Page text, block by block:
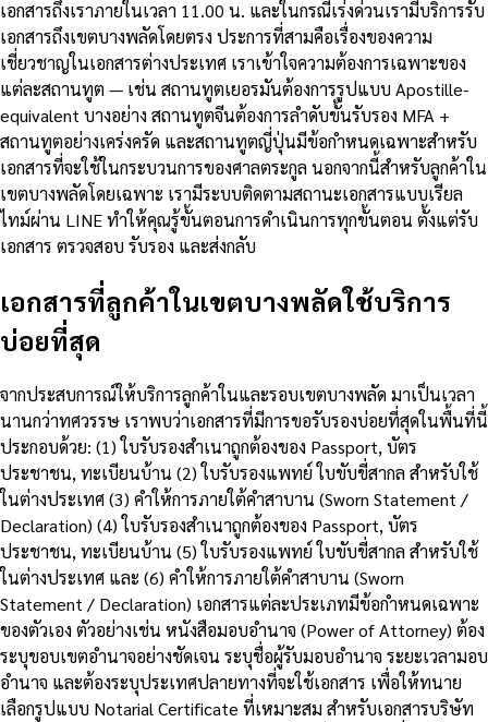
เอกสารถึงเราภายในเวลา 11.00 น. และในกรณีเร่งด่วนเรามีบริการรับ
เอกสารถึงเขตบางพลัดโดยตรง ประการที่สามคือเรื่องของความ
เชี่ยวชาญในเอกสารต่างประเทศ เราเข้าใจความต้องการเฉพาะของ
แต่ละสถานทูต — เช่น สถานทูตเยอรมันต้องการรูปแบบ Apostille-
equivalent บางอย่าง สถานทูตจีนต้องการลำดับขั้นรับรอง MFA +
สถานทูตอย่างเคร่งครัด และสถานทูตญี่ปุ่นมีข้อกำหนดเฉพาะสำหรับ
เอกสารที่จะใช้ในกระบวนการของศาลตระกูล นอกจากนี้สำหรับลูกค้าใน
เขตบางพลัดโดยเฉพาะ เรามีระบบติดตามสถานะเอกสารแบบเรียล
ไทม์ผ่าน LINE ทำให้คุณรู้ขั้นตอนการดำเนินการทุกขั้นตอน ตั้งแต่รับ
เอกสาร ตรวจสอบ รับรอง และส่งกลับ
เอกสารที่ลูกค้าในเขตบางพลัดใช้บริการ
บ่อยที่สุด
จากประสบการณ์ให้บริการลูกค้าในและรอบเขตบางพลัด มาเป็นเวลา
นานกว่าทศวรรษ เราพบว่าเอกสารที่มีการขอรับรองบ่อยที่สุดในพื้นที่นี้
ประกอบด้วย: (1) ใบรับรองสำเนาถูกต้องของ Passport, บัตร
ประชาชน, ทะเบียนบ้าน (2) ใบรับรองแพทย์ ใบขับขี่สากล สำหรับใช้
ในต่างประเทศ (3) คำให้การภายใต้คำสาบาน (Sworn Statement /
Declaration) (4) ใบรับรองสำเนาถูกต้องของ Passport, บัตร
ประชาชน, ทะเบียนบ้าน (5) ใบรับรองแพทย์ ใบขับขี่สากล สำหรับใช้
ในต่างประเทศ และ (6) คำให้การภายใต้คำสาบาน (Sworn
Statement / Declaration) เอกสารแต่ละประเภทมีข้อกำหนดเฉพาะ
ของตัวเอง ตัวอย่างเช่น หนังสือมอบอำนาจ (Power of Attorney) ต้อง
ระบุขอบเขตอำนาจอย่างชัดเจน ระบุชื่อผู้รับมอบอำนาจ ระยะเวลามอบ
อำนาจ และต้องระบุประเทศปลายทางที่จะใช้เอกสาร เพื่อให้ทนาย
เลือกรูปแบบ Notarial Certificate ที่เหมาะสม สำหรับเอกสารบริษัท